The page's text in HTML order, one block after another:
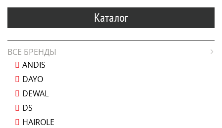
Каталог
ВСЕ БРЕНДЫ
ANDIS
DAYO
DEWAL
DS
HAIROLE